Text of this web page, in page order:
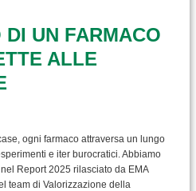
UN FARMACO
ALLE
ogni farmaco attraversa un lungo
e iter burocratici. Abbiamo
Report 2025 rilasciato da EMA
team di Valorizzazione della